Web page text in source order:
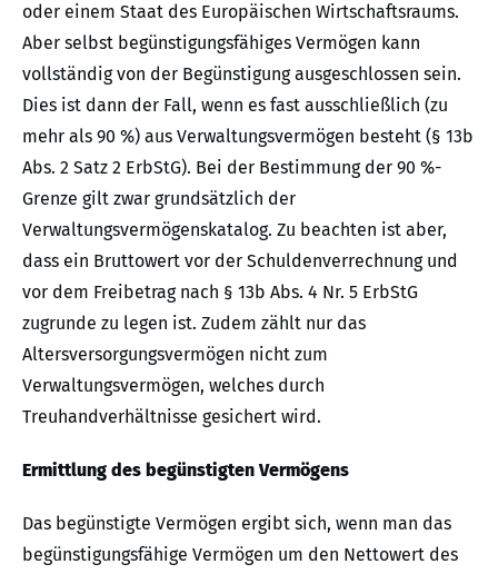
oder einem Staat des Europäischen Wirtschaftsraums.
Aber selbst begünstigungsfähiges Vermögen kann
vollständig von der Begünstigung ausgeschlossen sein.
Dies ist dann der Fall, wenn es fast ausschließlich (zu
mehr als 90 %) aus Verwaltungsvermögen besteht (§ 13b
Abs. 2 Satz 2 ErbStG). Bei der Bestimmung der 90 %-
Grenze gilt zwar grundsätzlich der
Verwaltungsvermögenskatalog. Zu beachten ist aber,
dass ein Bruttowert vor der Schuldenverrechnung und
vor dem Freibetrag nach § 13b Abs. 4 Nr. 5 ErbStG
zugrunde zu legen ist. Zudem zählt nur das
Altersversorgungsvermögen nicht zum
Verwaltungsvermögen, welches durch
Treuhandverhältnisse gesichert wird.
Ermittlung des begünstigten Vermögens
Das begünstigte Vermögen ergibt sich, wenn man das
begünstigungsfähige Vermögen um den Nettowert des